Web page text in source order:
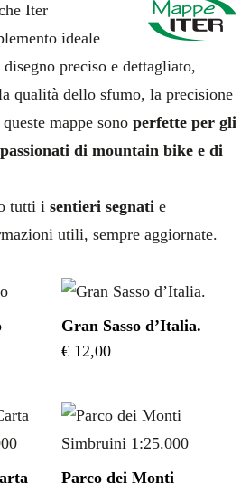
Iter
ideale
preciso e dettagliato,
qualità dello sfumo, la precisione
mappe sono perfette per gli
di mountain bike e di
tutti i sentieri segnati e
utili, sempre aggiornate.
Gran Sasso d’Italia.
€ 12,00
Parco dei Monti